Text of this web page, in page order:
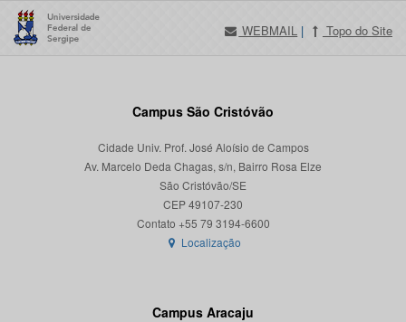
WEBMAIL | Topo do Site
Campus São Cristóvão
Cidade Univ. Prof. José Aloísio de Campos
Av. Marcelo Deda Chagas, s/n, Bairro Rosa Elze
São Cristóvão/SE
CEP 49107-230
Localização
Campus Aracaju